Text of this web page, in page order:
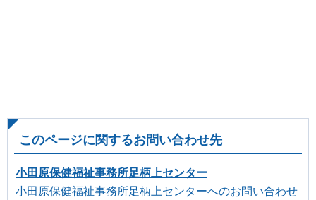
このページに関するお問い合わせ先
小田原保健福祉事務所足柄上センター
小田原保健福祉事務所足柄上センターへのお問い合わせ